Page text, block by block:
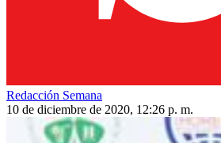
Redacción Semana
10 de diciembre de 2020, 12:26 p. m.